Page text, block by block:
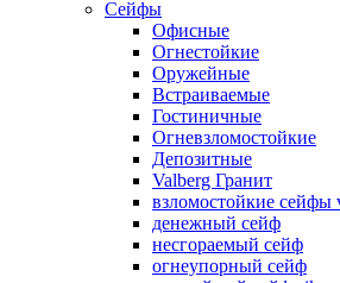
Сейфы
Офисные
Огнестойкие
Оружейные
Встраиваемые
Гостиничные
Огневзломостойкие
Депозитные
Valberg Гранит
взломостойкие сейфы
денежный сейф
несгораемый сейф
огнеупорный сейф